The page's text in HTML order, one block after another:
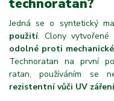
technoratan?
Jedná se o syntetický
použití. Clony
odolné proti
Technoratan na první
ratan, používáním se
rezistentní vůči UV záření